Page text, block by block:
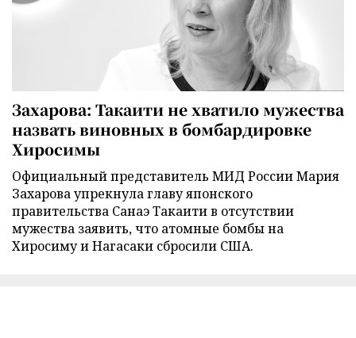
Захарова: Такаити не хватило мужества
назвать виновных в бомбардировке
Хиросимы
Официальный представитель МИД России Мария
Захарова упрекнула главу японского
правительства Санаэ Такаити в отсутствии
мужества заявить, что атомные бомбы на
Хиросиму и Нагасаки сбросили США.